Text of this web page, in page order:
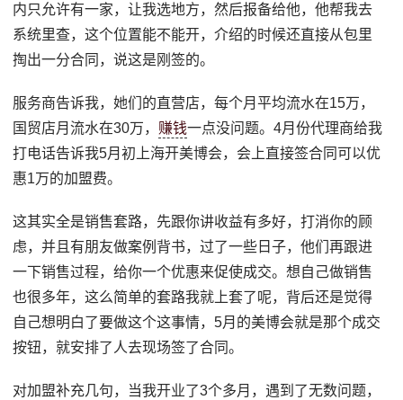
内只允许有一家，让我选地方，然后报备给他，他帮我去
系统里查，这个位置能不能开，介绍的时候还直接从包里
掏出一分合同，说这是刚签的。
服务商告诉我，她们的直营店，每个月平均流水在15万，
国贸店月流水在30万， 赚钱一点没问题。4月份代理商给我
打电话告诉我5月初上海开美博会，会上直接签合同可以优
惠1万的加盟费。
这其实全是销售套路，先跟你讲收益有多好，打消你的顾
虑，并且有朋友做案例背书，过了一些日子，他们再跟进
一下销售过程，给你一个优惠来促使成交。想自己做销售
也很多年，这么简单的套路我就上套了呢，背后还是觉得
自己想明白了要做这个这事情，5月的美博会就是那个成交
按钮，就安排了人去现场签了合同。
对加盟补充几句，当我开业了3个多月，遇到了无数问题，